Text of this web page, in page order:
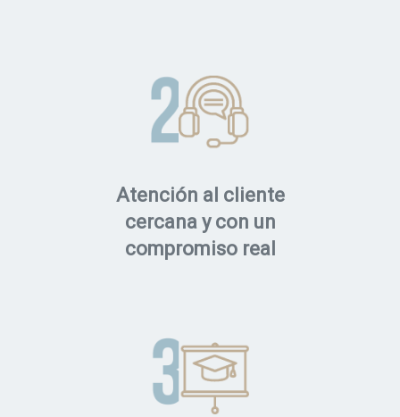
Atención al cliente
cercana y con un
compromiso real